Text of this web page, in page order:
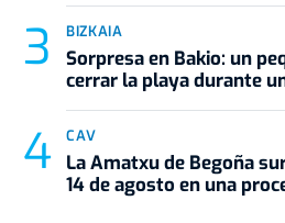
BIZKAIA
Sorpresa en Bakio: un
cerrar la playa durante
CAV
La Amatxu de Begoña
14 de agosto en una